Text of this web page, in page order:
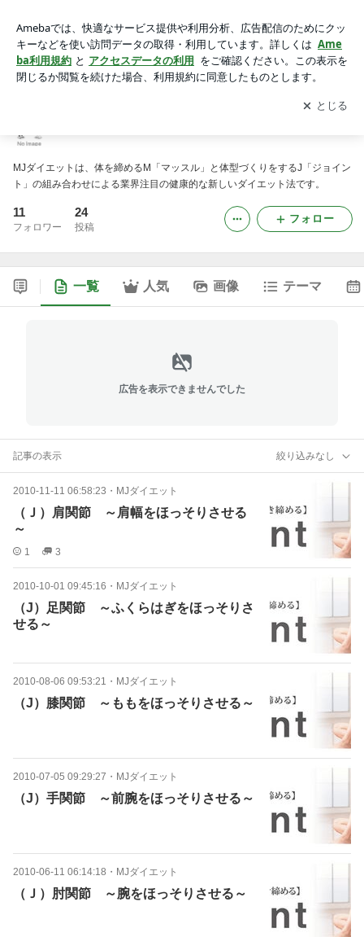
アプリをダウンロードして ブログの更新通知
を受け取りまし
ょう。
開く
MJダイエットは、体を締めるM「マッスル」と体型づくりをするJ「ジョイン
ト」の組み合わせによる業界注目の健康的な新しいダイエット法です。
11
フォロワー
24
投稿
フォロー
一覧 人気 画像 テーマ
広告を表示できませんでした
記事の表示 絞り込みなし
2010-11-11 06:58:23 ・ MJダイエット
（Ｊ）肩関節 ～肩幅をほっそりさせる
～
1 3
2010-10-01 09:45:16 ・ MJダイエット
（J）足関節 ～ふくらはぎをほっそりさ
せる～
2010-08-06 09:53:21 ・ MJダイエット
（J）膝関節 ～ももをほっそりさせる～
2010-07-05 09:29:27 ・ MJダイエット
（J）手関節 ～前腕をほっそりさせる～
2010-06-11 06:14:18 ・ MJダイエット
（Ｊ）肘関節 ～腕をほっそりさせる～